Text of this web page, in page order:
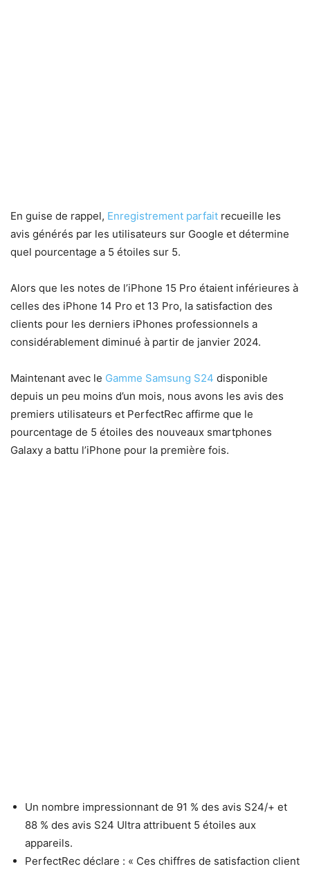
En guise de rappel, Enregistrement parfait recueille les
avis générés par les utilisateurs sur Google et détermine
quel pourcentage a 5 étoiles sur 5.
Alors que les notes de l’iPhone 15 Pro étaient inférieures à
celles des iPhone 14 Pro et 13 Pro, la satisfaction des
clients pour les derniers iPhones professionnels a
considérablement diminué à partir de janvier 2024.
Maintenant avec le Gamme Samsung S24 disponible
depuis un peu moins d’un mois, nous avons les avis des
premiers utilisateurs et PerfectRec affirme que le
pourcentage de 5 étoiles des nouveaux smartphones
Galaxy a battu l’iPhone pour la première fois.
Un nombre impressionnant de 91 % des avis S24/+ et
88 % des avis S24 Ultra attribuent 5 étoiles aux
appareils.
PerfectRec déclare : « Ces chiffres de satisfaction client